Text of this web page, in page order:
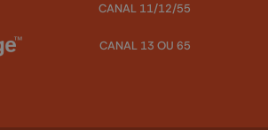
CANAL 11/12/55
CANAL 13 OU 65